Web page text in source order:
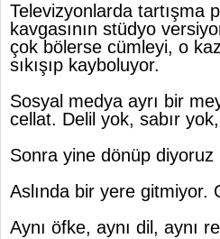
Televizyonlarda tartışma
kavgasının stüdyo
çok bölerse cümleyi, o
sıkışıp kayboluyor.
Sosyal medya ayrı bir
cellat. Delil yok, sabır
Sonra yine dönüp diyoruz
Aslında bir yere gitmiyor.
Aynı öfke, aynı dil, aynı